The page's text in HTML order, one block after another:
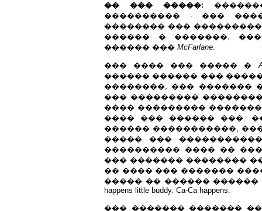
�� ��� �����:
���������� - ���
�������� ���
������ � �������,
������ ��� McFarlane.
��� ���� ��� ����� �
������ ������ ���
��������, ��� �������
��� ��������� ��������
���� ���������
���� ��� ������ ���.
������ �����������,
����� ���
���������� ���� ��
��� ������� ��������
�� ���� ��� �������
����� �� ������ ������
happens little buddy. Ca-Ca happens.
��� ������� �������